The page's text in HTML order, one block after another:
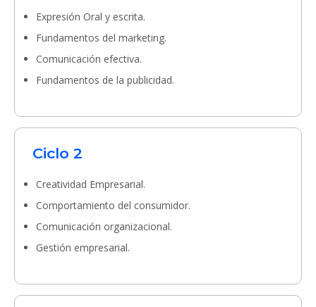
Expresión Oral y escrita.
Fundamentos del marketing.
Comunicación efectiva.
Fundamentos de la publicidad.
Ciclo 2
Creatividad Empresarial.
Comportamiento del consumidor.
Comunicación organizacional.
Gestión empresarial.